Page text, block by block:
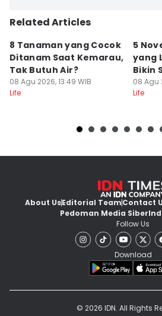
Related Articles
8 Tanaman yang Cocok
Ditanam Saat Kemarau,
Tak Butuh Air?
08 Agu 2026, 13:49 WIB
Life
5
yang
Bikin
08 Agu
Life
About UsEditorial TeamContact
Pedoman Media Siber
Follow Us
Download
© 2026 IDN. All Rights